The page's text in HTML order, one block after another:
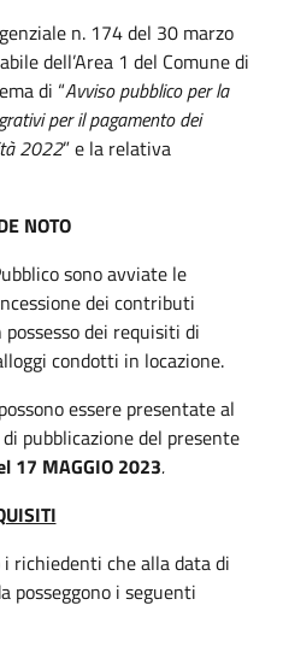
n. 174 del 30 marzo
dell’Area 1 del Comune di
di “Avviso pubblico per la
per il pagamento dei
2022” e la relativa
NOTO
sono avviate le
dei contributi
dei requisiti di
condotti in locazione.
essere presentate al
pubblicazione del presente
17 MAGGIO 2023.
richiedenti che alla data di
posseggono i seguenti